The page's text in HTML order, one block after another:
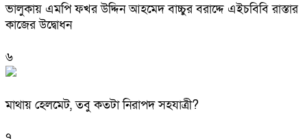
ভালুকায় এমপি ফখর উদ্দিন আহমেদ বাচ্চুর বরাদ্দে এইচবিবি রাস্তার
কাজের উদ্বোধন
৬
মাথায় হেলমেট, তবু কতটা নিরাপদ সহযাত্রী?